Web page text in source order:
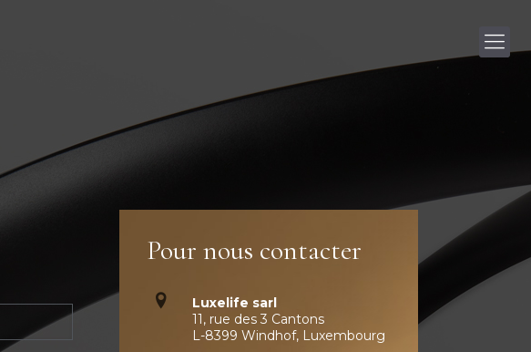
Pour nous contacter
Luxelife sarl
11, rue des 3 Cantons
L-8399 Windhof, Luxembourg